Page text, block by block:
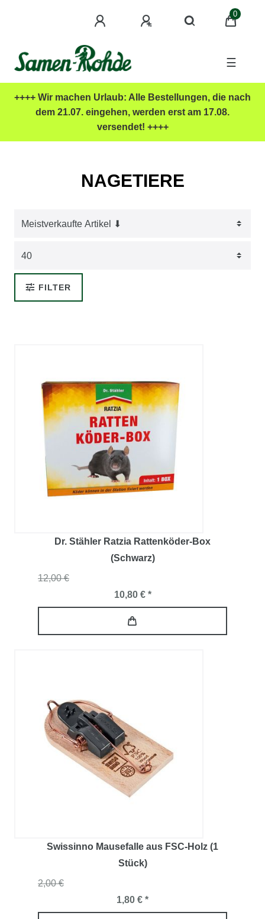
0
☰
++++ Wir machen Urlaub: Alle Bestellungen, die nach
dem 21.07. eingehen, werden erst am 17.08.
versendet! ++++
NAGETIERE
FILTER
Dr. Stähler Ratzia Rattenköder-Box
(Schwarz)
12,00 €
10,80 € *
Swissinno Mausefalle aus FSC-Holz (1
Stück)
2,00 €
1,80 € *